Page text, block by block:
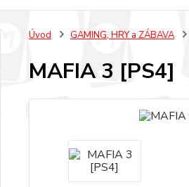
Úvod GAMING, HRY a ZÁBAVA
MAFIA 3 [PS4]